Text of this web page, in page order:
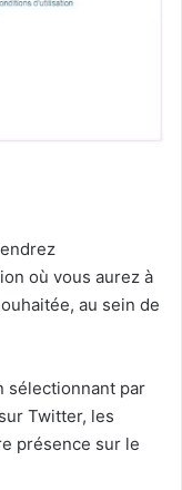
où vous aurez à
au sein de
sélectionnant par
Twitter, les
présence sur le